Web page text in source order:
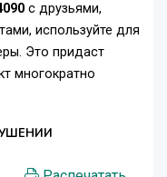
с друзьями,
используйте для
Это придаст
многократно